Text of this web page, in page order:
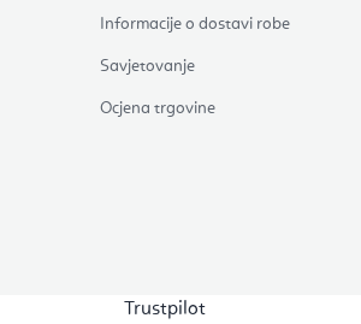
Informacije o dostavi robe
Savjetovanje
Ocjena trgovine
Trustpilot